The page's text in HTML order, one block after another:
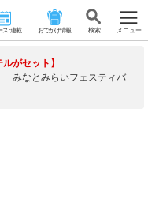
ス･連載 おでかけ情報 検 索 メニュー
がセット】
みなとみらいフェスティバ